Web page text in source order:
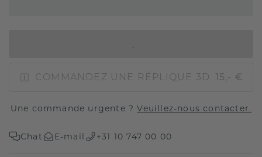
COMMANDEZ UNE RÉPLIQUE 3D 15,- €
Une commande urgente ?Veuillez-nous contacter.
Chat E-mail +31 10 747 00 00